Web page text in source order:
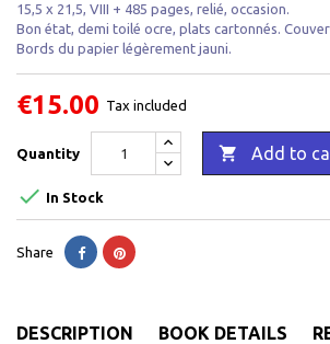
15,5 x 21,5, VIII + 485 pages, relié, occasion.
Bon état, demi toilé ocre, plats cartonnés.
Bords du papier légèrement jauni.
€15.00 Tax included
Quantity  Add to
 In Stock
Share
DESCRIPTION BOOK DETAILS